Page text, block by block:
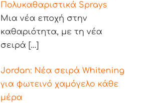
Πολυκαθαριστικά Sprays
Μια νέα εποχή στην
καθαριότητα, με τη νέα
σειρά […]
Jordan: Νέα σειρά Whitening
για φωτεινό χαμόγελο κάθε
μέρα